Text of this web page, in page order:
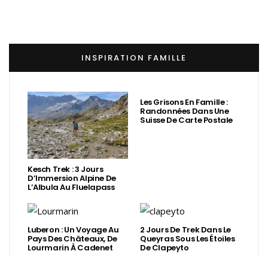
INSPIRATION FAMILLE
Kesch Trek : 3 Jours
D’Immersion Alpine De
L’Albula Au Fluelapass
Les Grisons En Famille :
Randonnées Dans Une
Suisse De Carte Postale
Luberon : Un Voyage Au
Pays Des Châteaux, De
Lourmarin À Cadenet
2 Jours De Trek Dans Le
Queyras Sous Les Étoiles
De Clapeyto